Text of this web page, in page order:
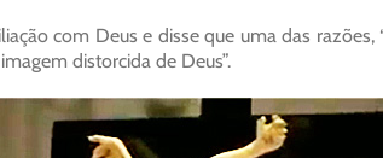
com Deus e disse que uma das razões,
distorcida de Deus”.